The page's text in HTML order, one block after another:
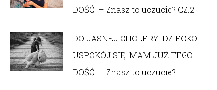
DOŚĆ! – Znasz to uczucie? CZ.2
DO JASNEJ CHOLERY! DZIECKO
USPOKÓJ SIĘ! MAM JUŻ TEGO
DOŚĆ! – Znasz to uczucie?